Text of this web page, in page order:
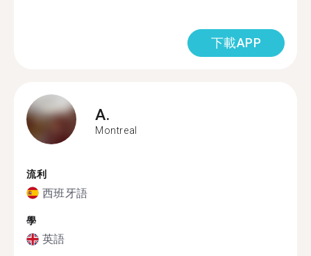
下載APP
A.
Montreal
流利
西班牙語
學
英語